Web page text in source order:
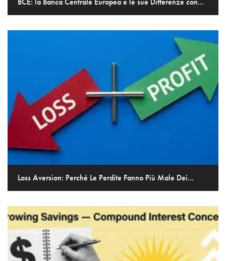
Loss Aversion: Perché Le Perdite Fanno Più Male Dei...